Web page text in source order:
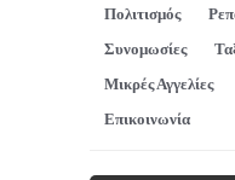
Πολιτισμός
Συνομωσίες
Μικρές Αγγελίες
Επικοινωνία